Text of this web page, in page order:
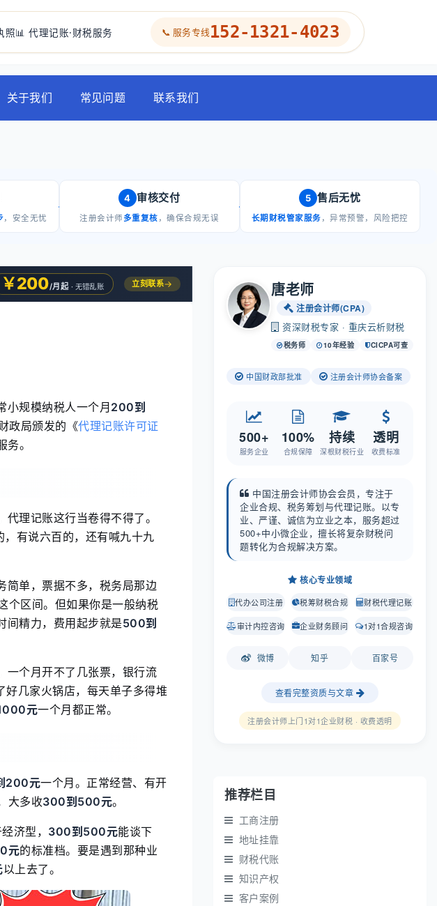
照📊 代理记账·财税服务 📞 服务专线152-1321-4023
关于我们 常见问题 联系我们
，安全无忧
4 审核交付
注册会计师多重复核 ，确保合规无误
5 售后无忧
长期财税管家服务 ，异常预警，风险把控
￥200/月起 · 无错乱账 立刻联系→
小规模纳税人一个月200到
政局颁发的《代理记账许可证
。
理记账这行当卷得不得了。
有说六百的，还有喊九十九
简单，票据不多，税务局那边
个区间。但如果你是一般纳税
间精力，费用起步就是500到
一个月开不了几张票，银行流
几家火锅店，每天单子多得堆
元一个月都正常。
200元一个月。正常经营、有开
大多收300到500元。
济型， 300到500元能谈下
元的标准档。要是遇到那种业
以上去了。
唐老师
注册会计师(CPA)
资深财税专家 · 重庆云析财税
税务师 10年经验 CICPA可查
中国财政部批准 注册会计师协会备案
500+
服务企业
100%
合规保障
持续
深根财税行业
透明
收费标准
中国注册会计师协会会员，专注于
企业合规、税务筹划与代理记账。以专
业、严谨、诚信为立业之本，服务超过
500+中小微企业，擅长将复杂财税问
题转化为合规解决方案。
核心专业领域
代办公司注册 税筹财税合规 财税代理记账
审计内控咨询 企业财务顾问 1对1合规咨询
微博 知乎 百家号
查看完整资质与文章
注册会计师上门1对1企业财税 · 收费透明
推荐栏目
工商注册
地址挂靠
财税代账
知识产权
客户案例